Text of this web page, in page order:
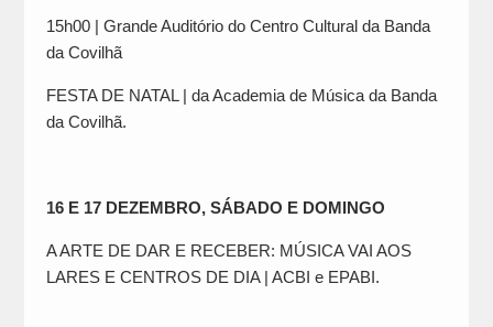
15h00 | Grande Auditório do Centro Cultural da Banda
da Covilhã
FESTA DE NATAL | da Academia de Música da Banda
da Covilhã.
16 E 17 DEZEMBRO, SÁBADO E DOMINGO
A ARTE DE DAR E RECEBER: MÚSICA VAI AOS
LARES E CENTROS DE DIA | ACBI e EPABI.